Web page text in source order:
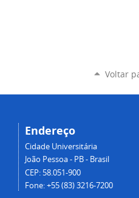
Voltar
Endereço
Cidade Universitária
João Pessoa - PB - Brasil
CEP: 58.051-900
Fone: +55 (83) 3216-7200